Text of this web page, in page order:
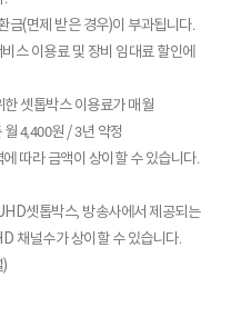
금(면제 받은 경우)이 부과됩니다.
스 이용료 및 장비 임대료 할인에
셋톱박스 이용료가 매월
4,400원 / 3년 약정
따라 금액이 상이할 수 있습니다.
셋톱박스, 방송사에서 제공되는
채널수가 상이할 수 있습니다.